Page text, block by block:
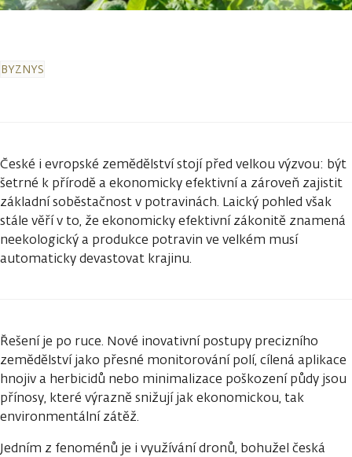
BYZNYS
České i evropské zemědělství stojí před velkou výzvou: být
šetrné k přírodě a ekonomicky efektivní a zároveň zajistit
základní soběstačnost v potravinách. Laický pohled však
stále věří v to, že ekonomicky efektivní zákonitě znamená
neekologický a produkce potravin ve velkém musí
automaticky devastovat krajinu.
Řešení je po ruce. Nové inovativní postupy precizního
zemědělství jako přesné monitorování polí, cílená aplikace
hnojiv a herbicidů nebo minimalizace poškození půdy jsou
přínosy, které výrazně snižují jak ekonomickou, tak
environmentální zátěž.
Jedním z fenoménů je i využívání dronů, bohužel česká